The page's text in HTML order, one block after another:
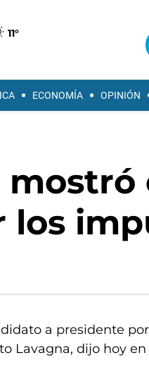
11°
ECONOMÍA OPINIÓN
los
a presidente
Lavagna, dijo hoy